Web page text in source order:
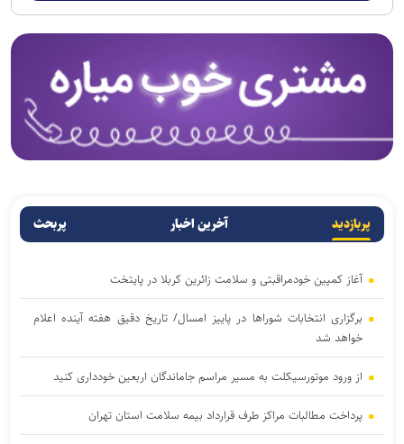
پربازدید آخرین اخبار پربحث
آغاز کمپین خودمراقبتی و سلامت زائرین کربلا در پایتخت
برگزاری انتخابات شوراها در پاییز امسال/ تاریخ دقیق هفته آینده اعلام
خواهد شد
از ورود موتورسیکلت به مسیر مراسم جاماندگان اربعین خودداری کنید
پرداخت مطالبات مراکز طرف قرارداد بیمه سلامت استان تهران